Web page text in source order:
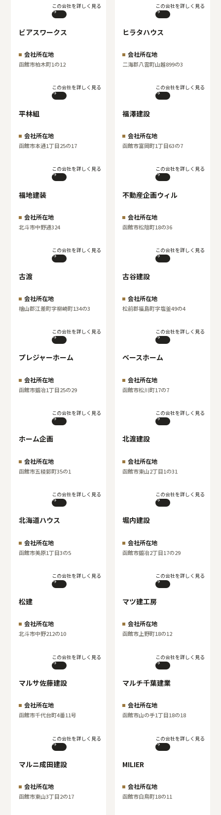
この会社を詳しく見る この会社を詳しく見る
ビアスワークス
会社所在地
函館市柏木町1の12
この会社を詳しく見る
ヒラタハウス
会社所在地
二海郡八雲町山越899の3
この会社を詳しく見る
平林組
会社所在地
函館市本通1丁目25の17
この会社を詳しく見る
福澤建設
会社所在地
函館市富岡町1丁目63の7
この会社を詳しく見る
福地建装
会社所在地
北斗市中野通324
この会社を詳しく見る
不動産企画ウィル
会社所在地
函館市松陰町18の36
この会社を詳しく見る
古渡
会社所在地
檜山郡江差町字柳崎町134の3
この会社を詳しく見る
古谷建設
会社所在地
松前郡福島町字塩釜49の4
この会社を詳しく見る
プレジャーホーム
会社所在地
函館市鍛冶1丁目25の29
この会社を詳しく見る
ベースホーム
会社所在地
函館市松川町17の7
この会社を詳しく見る
ホーム企画
会社所在地
函館市五稜郭町35の1
この会社を詳しく見る
北渡建設
会社所在地
函館市東山2丁目1の31
この会社を詳しく見る
北海道ハウス
会社所在地
函館市美原1丁目3の5
この会社を詳しく見る
堀内建設
会社所在地
函館市鍛冶2丁目17の29
この会社を詳しく見る
松建
会社所在地
北斗市中野212の10
この会社を詳しく見る
マツ建工房
会社所在地
函館市上野町18の12
この会社を詳しく見る
マルサ佐藤建設
会社所在地
函館市千代台町4番11号
この会社を詳しく見る
マルチ千葉建業
会社所在地
函館市山の手1丁目18の18
この会社を詳しく見る
マルニ成田建設
会社所在地
函館市東山3丁目2の17
MILIER
会社所在地
函館市白鳥町18の11